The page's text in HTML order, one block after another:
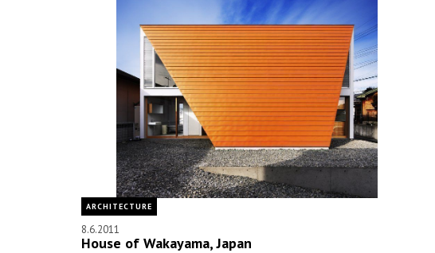
ARCHITECTURE
8.6.2011
House of Wakayama, Japan